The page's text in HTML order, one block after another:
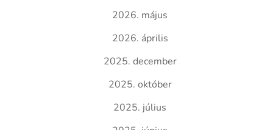
2026. május
2026. április
2025. december
2025. október
2025. július